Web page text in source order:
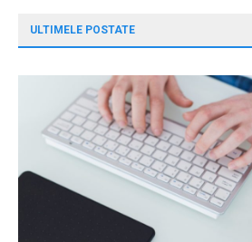
ULTIMELE POSTATE